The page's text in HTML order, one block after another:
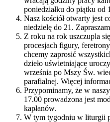
poniedziałku do piątku od
Nasz kościół otwarty jest
niedzielę do 21.
Z roku na rok uszczupla
procesjach figury,
chcemy zaprosić
dzieło uświetniające
września po Mszy Św.
parafialnej. Więcej
Przypominamy, że w
17.00 prowadzona jest
kapłanów.
W tym tygodniu w liturgii